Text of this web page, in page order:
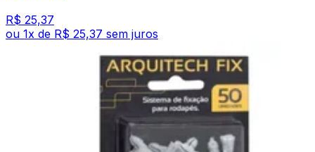
R$ 25,37
ou 1x de R$ 25,37 sem juros